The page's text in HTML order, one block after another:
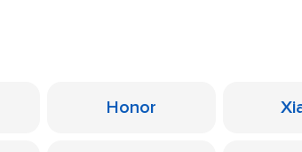
Honor